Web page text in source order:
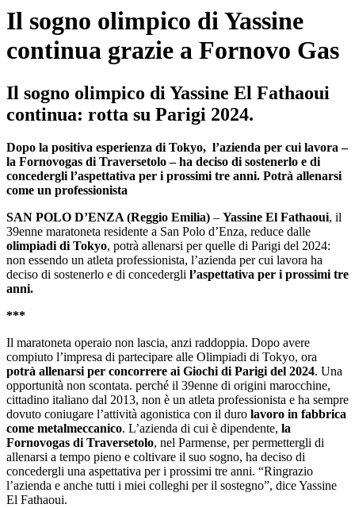
Il sogno olimpico di Yassine
continua grazie a Fornovo Gas
Il sogno olimpico di Yassine El Fathaoui
continua: rotta su Parigi 2024.
Dopo la positiva esperienza di Tokyo, l’azienda per cui lavora –
la Fornovogas di Traversetolo – ha deciso di sostenerlo e di
concedergli l’aspettativa per i prossimi tre anni. Potrà allenarsi
come un professionista
SAN POLO D’ENZA (Reggio Emilia) – Yassine El Fathaoui, il
39enne maratoneta residente a San Polo d’Enza, reduce dalle
olimpiadi di Tokyo, potrà allenarsi per quelle di Parigi del 2024:
non essendo un atleta professionista, l’azienda per cui lavora ha
deciso di sostenerlo e di concedergli l’aspettativa per i prossimi tre
anni.
***
Il maratoneta operaio non lascia, anzi raddoppia. Dopo avere
compiuto l’impresa di partecipare alle Olimpiadi di Tokyo, ora
potrà allenarsi per concorrere ai Giochi di Parigi del 2024. Una
opportunità non scontata. perché il 39enne di origini marocchine,
cittadino italiano dal 2013, non è un atleta professionista e ha sempre
dovuto coniugare l’attività agonistica con il duro lavoro in fabbrica
come metalmeccanico. L’azienda di cui è dipendente, la
Fornovogas di Traversetolo, nel Parmense, per permettergli di
allenarsi a tempo pieno e coltivare il suo sogno, ha deciso di
concedergli una aspettativa per i prossimi tre anni. “Ringrazio
l’azienda e anche tutti i miei colleghi per il sostegno”, dice Yassine
El Fathaoui.